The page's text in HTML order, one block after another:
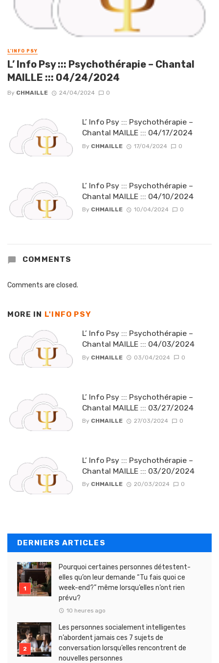
L'INFO PSY
L’ Info Psy ::: Psychothérapie – Chantal
MAILLE ::: 04/24/2024
By CHMAILLE 24/04/2024 0
L’ Info Psy ::: Psychothérapie –
Chantal MAILLE ::: 04/17/2024
By CHMAILLE 17/04/2024 0
L’ Info Psy ::: Psychothérapie –
Chantal MAILLE ::: 04/10/2024
By CHMAILLE 10/04/2024 0
COMMENTS
Comments are closed.
MORE IN L'INFO PSY
L’ Info Psy ::: Psychothérapie –
Chantal MAILLE ::: 04/03/2024
By CHMAILLE 03/04/2024 0
L’ Info Psy ::: Psychothérapie –
Chantal MAILLE ::: 03/27/2024
By CHMAILLE 27/03/2024 0
L’ Info Psy ::: Psychothérapie –
Chantal MAILLE ::: 03/20/2024
By CHMAILLE 20/03/2024 0
DERNIERS ARTICLES
Pourquoi certaines personnes détestent-
elles qu’on leur demande “Tu fais quoi ce
week-end?” même lorsqu’elles n’ont rien
prévu?
10 heures ago
Les personnes socialement intelligentes
n’abordent jamais ces 7 sujets de
conversation lorsqu’elles rencontrent de
nouvelles personnes